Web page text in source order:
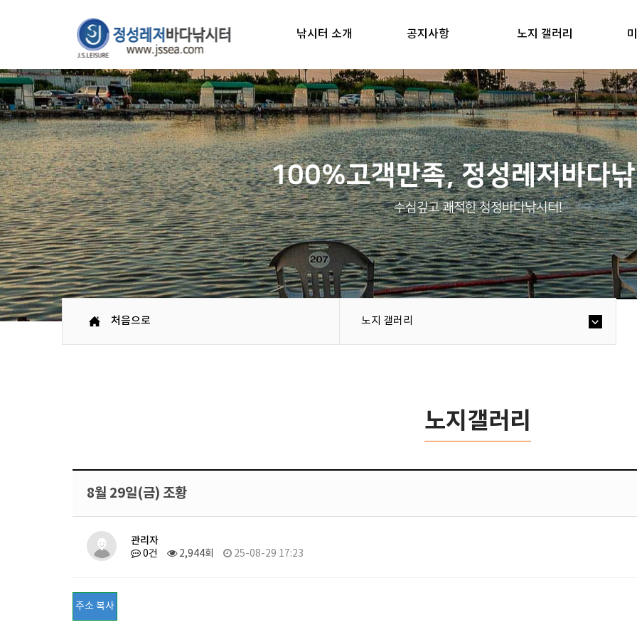
낚시터 소개 공지사항 노지 갤러리
100%고객만족, 정성레저바다
수심깊고 쾌적한 청정바다낚시터!
처음으로 노지 갤러리
노지갤러리
8월 29일(금) 조황
관리자
0건 2,944회 25-08-29 17:23
주소 복사